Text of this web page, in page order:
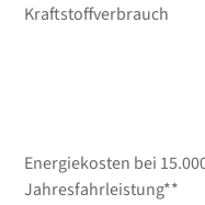
Kraftstoffverbrauch
Energiekosten bei
Jahresfahrleistung**